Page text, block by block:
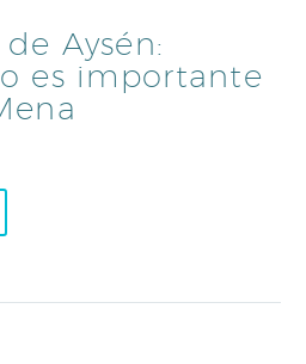
Aysén:
es importante